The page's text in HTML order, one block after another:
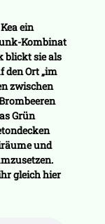
ein
Kombinat
blickt sie als
den Ort „im
zwischen
Grün
und
gleich hier